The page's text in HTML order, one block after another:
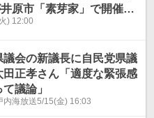
原市「素芽家」で開催／
) 12:00
議会の新議長に自民党県議
田正孝さん「適度な緊張感
議論」
内海放送5/15(金) 16:03